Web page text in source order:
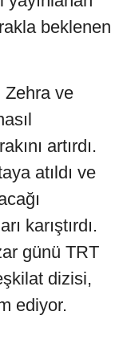
beklenen
Zehra ve
artırdı.
atıldı ve
karıştırdı.
günü TRT
dizisi,
ediyor.